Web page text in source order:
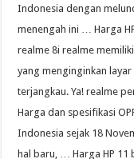
Indonesia dengan
menengah ini … Harga
realme 8i realme
yang menginginkan
terjangkau. Ya! realme
Harga dan spesifikasi
Indonesia sejak 18
hal baru, … Harga HP 11